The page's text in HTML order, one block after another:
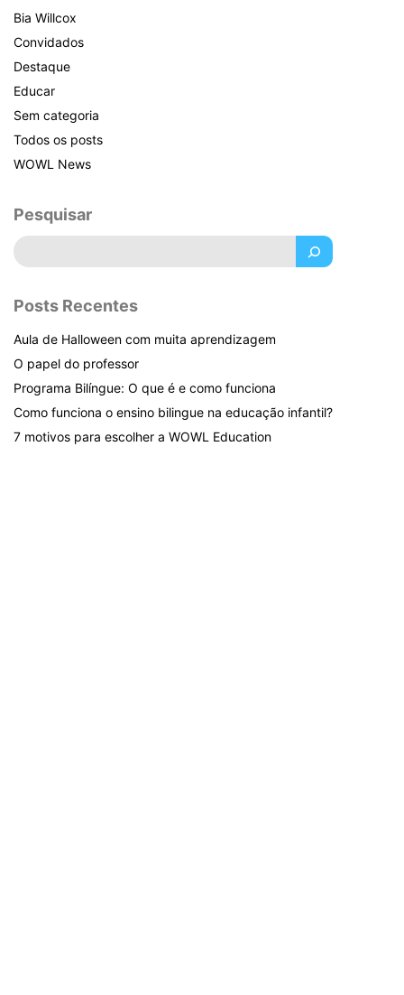
Bia Willcox
Convidados
Destaque
Educar
Sem categoria
Todos os posts
WOWL News
Pesquisar
Pesquisar
Posts Recentes
Aula de Halloween com muita aprendizagem
O papel do professor
Programa Bilíngue: O que é e como funciona
Como funciona o ensino bilingue na educação infantil?
7 motivos para escolher a WOWL Education